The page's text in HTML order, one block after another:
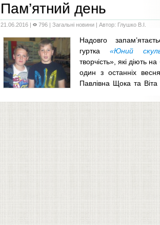
Пам’ятний день
21.06.2016 | 796 | Загальні новини | Автор: Глушко В.І.
Надовго
гуртка «Юний
творчість», які діють
один з останніх
Павлівна Щока та Віта